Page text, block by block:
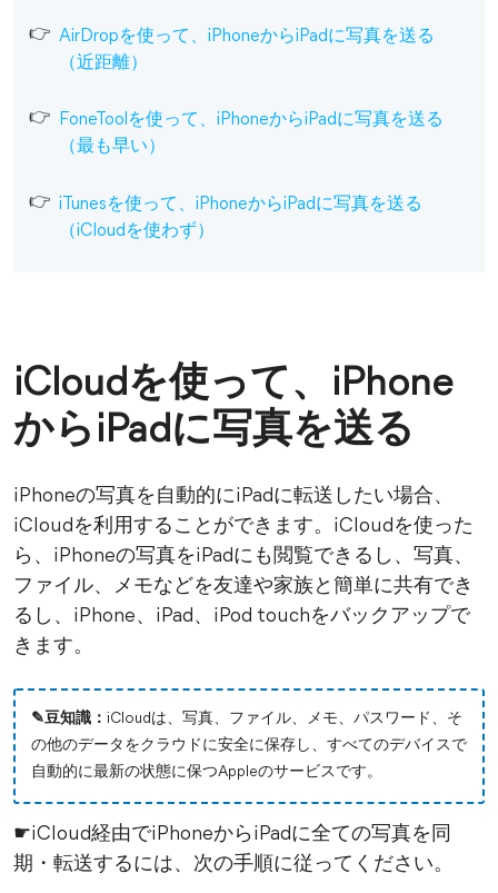
AirDropを使って、iPhoneからiPadに写真を送る
（近距離）
FoneToolを使って、iPhoneからiPadに写真を送る
（最も早い）
iTunesを使って、iPhoneからiPadに写真を送る
（iCloudを使わず）
iCloudを使って、iPhone
からiPadに写真を送る
iPhoneの写真を自動的にiPadに転送したい場合、
iCloudを利用することができます。iCloudを使った
ら、iPhoneの写真をiPadにも閲覧できるし、写真、
ファイル、メモなどを友達や家族と簡単に共有でき
るし、iPhone、iPad、iPod touchをバックアップで
きます。
✎豆知識： iCloudは、写真、ファイル、メモ、パスワード、そ
の他のデータをクラウドに安全に保存し、すべてのデバイスで
自動的に最新の状態に保つAppleのサービスです。
☛iCloud経由でiPhoneからiPadに全ての写真を同
期・転送するには、次の手順に従ってください。